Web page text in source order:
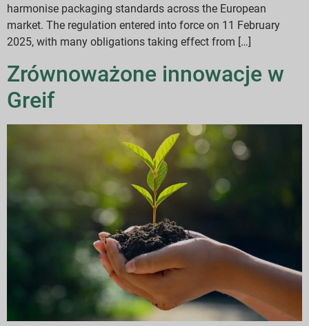
harmonise packaging standards across the European
market. The regulation entered into force on 11 February
2025, with many obligations taking effect from […]
Zrównoważone innowacje w
Greif